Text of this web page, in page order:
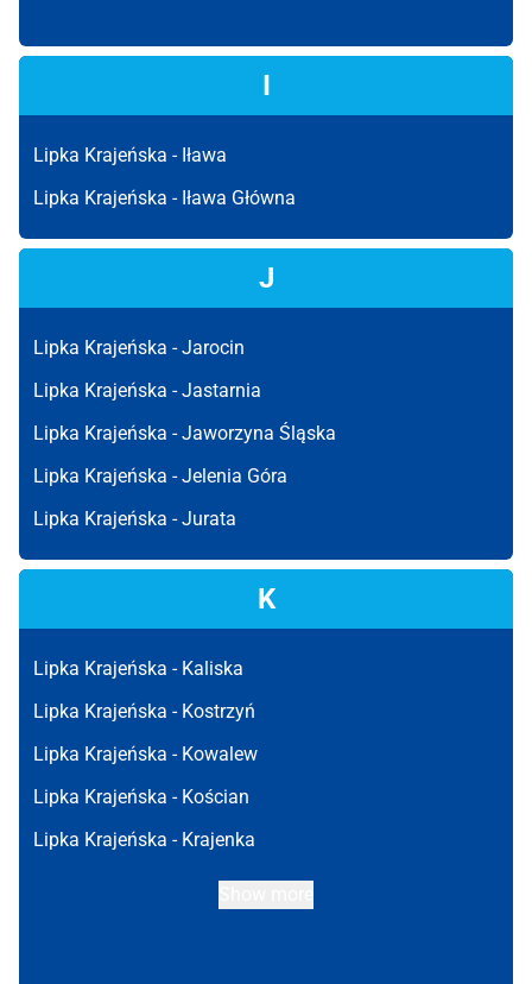
I
Lipka Krajeńska - Iława
Lipka Krajeńska - Iława Główna
J
Lipka Krajeńska -Jarocin
Lipka Krajeńska -Jastarnia
Lipka Krajeńska -Jaworzyna Śląska
Lipka Krajeńska -Jelenia Góra
Lipka Krajeńska -Jurata
K
Lipka Krajeńska - Kaliska
Lipka Krajeńska - Kostrzyń
Lipka Krajeńska - Kowalew
Lipka Krajeńska - Kościan
Lipka Krajeńska - Krajenka